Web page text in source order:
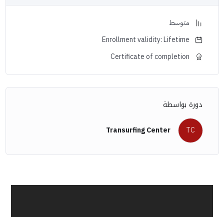
متوسط
Enrollment validity: Lifetime
Certificate of completion
دورة بواسطة
TC
Transurfing Center